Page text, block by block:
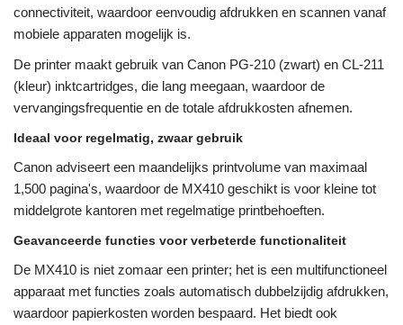
connectiviteit, waardoor eenvoudig afdrukken en scannen vanaf
mobiele apparaten mogelijk is.
De printer maakt gebruik van Canon PG-210 (zwart) en CL-211
(kleur) inktcartridges, die lang meegaan, waardoor de
vervangingsfrequentie en de totale afdrukkosten afnemen.
Ideaal voor regelmatig, zwaar gebruik
Canon adviseert een maandelijks printvolume van maximaal
1,500 pagina's, waardoor de MX410 geschikt is voor kleine tot
middelgrote kantoren met regelmatige printbehoeften.
Geavanceerde functies voor verbeterde functionaliteit
De MX410 is niet zomaar een printer; het is een multifunctioneel
apparaat met functies zoals automatisch dubbelzijdig afdrukken,
waardoor papierkosten worden bespaard. Het biedt ook